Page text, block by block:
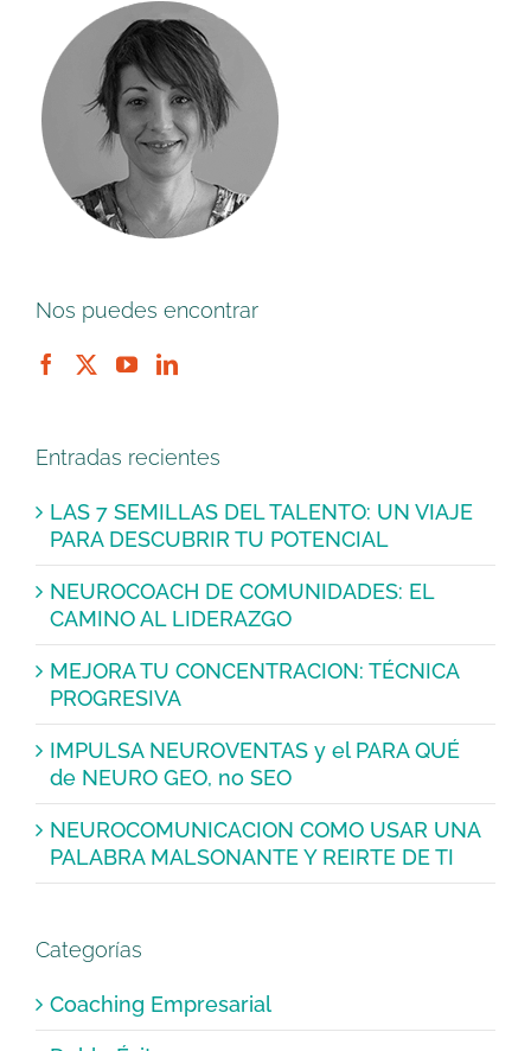
Nos puedes encontrar
Entradas recientes
LAS 7 SEMILLAS DEL TALENTO: UN VIAJE
PARA DESCUBRIR TU POTENCIAL
NEUROCOACH DE COMUNIDADES: EL
CAMINO AL LIDERAZGO
MEJORA TU CONCENTRACION: TÉCNICA
PROGRESIVA
IMPULSA NEUROVENTAS y el PARA QUÉ
de NEURO GEO, no SEO
NEUROCOMUNICACION COMO USAR UNA
PALABRA MALSONANTE Y REIRTE DE TI
Categorías
Coaching Empresarial